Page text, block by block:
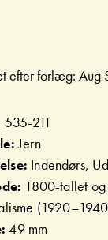
efter forlæg: Aug
535-211
Jern
Indendørs,
1800-tallet
49 mm